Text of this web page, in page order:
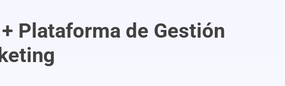
Plataforma de Gestión